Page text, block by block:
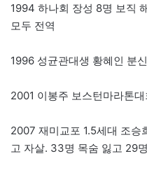
1994 하나회 장성 8명 보직
모두 전역
1996 성균관대생 황혜인 분
2001 이봉주 보스턴마라톤
2007 재미교포 1.5세대 조승
고 자살. 33명 목숨 잃고 29